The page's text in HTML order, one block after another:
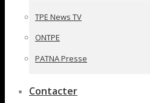
TPE News TV
ONTPE
PATNA Presse
Contacter